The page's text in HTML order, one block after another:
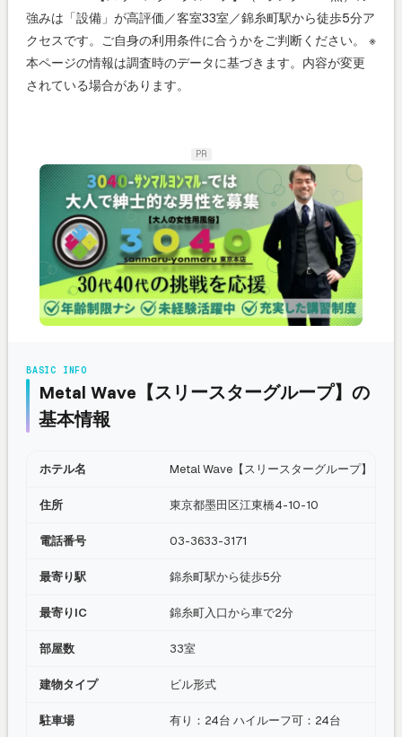
強みは「設備」が高評価／客室33室／錦糸町駅から徒歩5分ア
クセスです。ご自身の利用条件に合うかをご判断ください。 ※
本ページの情報は調査時のデータに基づきます。内容が変更
されている場合があります。
PR
BASIC INFO
Metal Wave【スリースターグループ】の
基本情報
ホテル名 Metal Wave【スリースターグループ】（メ
住所 東京都墨田区江東橋4-10-10
電話番号 03-3633-3171
最寄り駅 錦糸町駅から徒歩5分
最寄りIC 錦糸町入口から車で2分
部屋数 33室
建物タイプ ビル形式
駐車場 有り：24台 ハイルーフ可：24台